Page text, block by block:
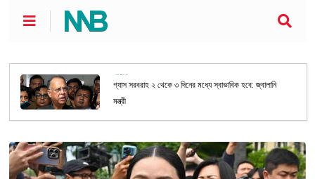
গ্যাস সরবরাহ ২ থেকে ৩ দিনের মধ্যে স্বাভাবিক হবে: জ্বালানি
মন্ত্রী